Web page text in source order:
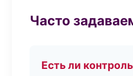
Часто
Есть ли